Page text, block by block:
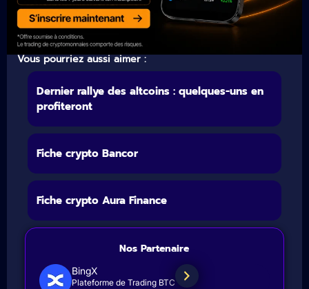
Vous pourriez aussi aimer :
Dernier rallye des altcoins : quelques-uns en
profiteront
Fiche crypto Bancor
Fiche crypto Aura Finance
Nos Partenaire
BingX
Plateforme de Trading BTC